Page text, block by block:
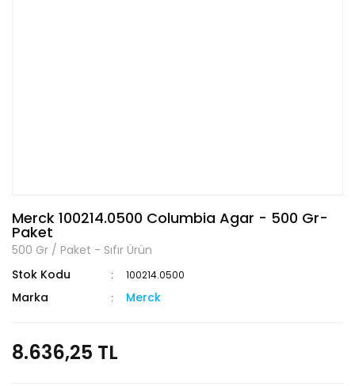
Merck 100214.0500 Columbia Agar - 500 Gr-
Paket
500 Gr / Paket - Sıfır Ürün
Stok Kodu
100214.0500
Marka Merck
8.636,25 TL